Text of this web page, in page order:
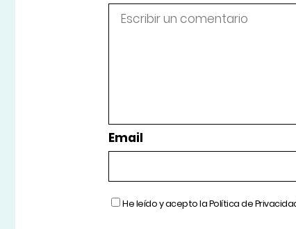
Email
He leído y acepto laPolítica de